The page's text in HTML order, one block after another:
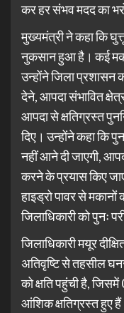
कर हर संभव मदद का
मुख्यमंत्री ने कहा कि
नुकसान हुआ है। कई
उन्होंने जिला प्रशासन
देने, आपदा संभावित
आपदा से क्षतिग्रस्त
दिए। उन्होंने कहा कि
नहीं आने दी जाएगी,
करने के प्रयास किए
हाइड्रो पावर से
जिलाधिकारी को पुनः
जिलाधिकारी मयूर
अतिवृष्टि से तहसील
को क्षति पहुंची है,
आंशिक क्षतिग्रस्त हुए